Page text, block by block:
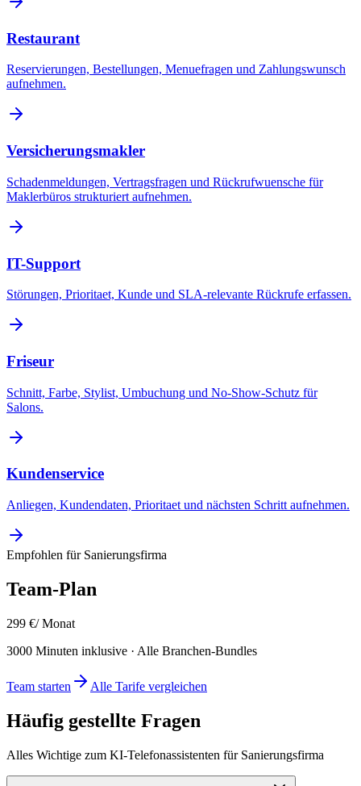
Restaurant
Reservierungen, Bestellungen, Menuefragen und Zahlungswunsch
aufnehmen.
Versicherungsmakler
Schadenmeldungen, Vertragsfragen und Rückrufwuensche für
Maklerbüros strukturiert aufnehmen.
IT-Support
Störungen, Prioritaet, Kunde und SLA-relevante Rückrufe erfassen.
Friseur
Schnitt, Farbe, Stylist, Umbuchung und No-Show-Schutz für
Salons.
Kundenservice
Anliegen, Kundendaten, Prioritaet und nächsten Schritt aufnehmen.
Empfohlen für Sanierungsfirma
Team-Plan
299 €/ Monat
3000 Minuten inklusive · Alle Branchen-Bundles
Team starten Alle Tarife vergleichen
Häufig gestellte Fragen
Alles Wichtige zum KI-Telefonassistenten für Sanierungsfirma